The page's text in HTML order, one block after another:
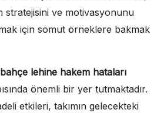
stratejisini ve motivasyonunu
için somut örneklere bakmak
lehine hakem hataları
önemli bir yer tutmaktadır.
etkileri, takımın gelecekteki